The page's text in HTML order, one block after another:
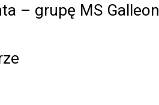
– grupę MS Galleon